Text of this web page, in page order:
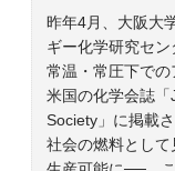
昨年4月、大阪大
ギー化学研究セ
常温・常圧下で
米国の化学会誌
Society」に掲載
社会の燃料とし